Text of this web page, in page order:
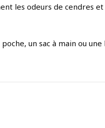
les odeurs de cendres et
un sac à main ou